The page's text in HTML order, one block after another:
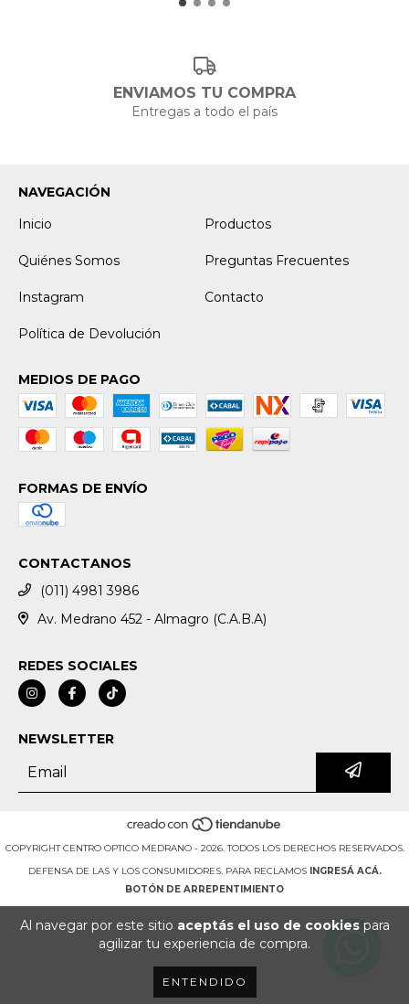
Al navegar por este sitio aceptás el uso de cookiespara
agilizar tu experiencia de compra.
ENTENDIDO
ENVIAMOS TU COMPRA
Entregas a todo el país
NAVEGACIÓN
Inicio
Productos
Quiénes Somos Preguntas Frecuentes
Instagram Contacto
Política de Devolución
MEDIOS DE PAGO
FORMAS DE ENVÍO
CONTACTANOS
(011) 4981 3986
Av. Medrano 452 - Almagro (C.A.B.A)
REDES SOCIALES
NEWSLETTER
COPYRIGHT CENTRO OPTICO MEDRANO - 2026. TODOS LOS DERECHOS RESERVADOS.
DEFENSA DE LAS Y LOS CONSUMIDORES. PARA RECLAMOS
INGRESÁ ACÁ.
BOTÓN DE ARREPENTIMIENTO